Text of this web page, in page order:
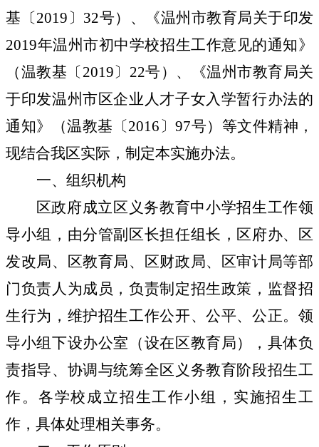
基〔2019 〕 32号）、《温州市教育局关于印发
2019年温州市初中学校招生工作意见的通知》
（温教基〔 2019〕 22号）、《温州市教育局关
于印发温州市区企业人才子女入学暂行办法的
通知》（温教基〔2016 〕 97号）等文件精神，
现结合我区实际，制定本实施办法。
一、组织机构
区政府成立区义务教育中小学招生工作领
导小组，由分管副区长担任组长，区府办、区
发改局、区教育局、区财政局、区审计局等部
门负责人为成员，负责制定招生政策，监督招
生行为，维护招生工作公开、公平、公正。领
导小组下设办公室（设在区教育局），具体负
责指导、协调与统筹全区义务教育阶段招生工
作。各学校成立招生工作小组，实施招生工
作，具体处理相关事务。